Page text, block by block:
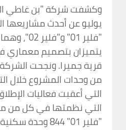
يوليو عن أحدث مشاريعها
"فلير 01"
يتميزان بتصميم
من وحدات المشروع خلال
التي أعقبت فعاليات
التي نظمتها في كل من
"فلير 01" 844